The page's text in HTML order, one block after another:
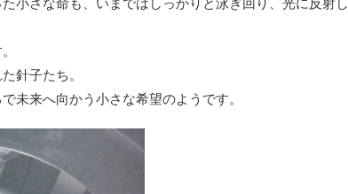
針子たち。
未来へ向かう小さな希望のようです。